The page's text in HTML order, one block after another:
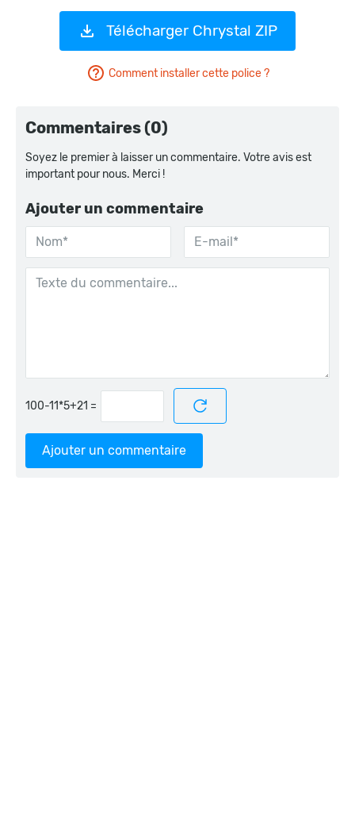
Télécharger Chrystal ZIP
Comment installer cette police ?
Commentaires (0)
Soyez le premier à laisser un commentaire. Votre avis est
important pour nous. Merci !
Ajouter un commentaire
=
Ajouter un commentaire